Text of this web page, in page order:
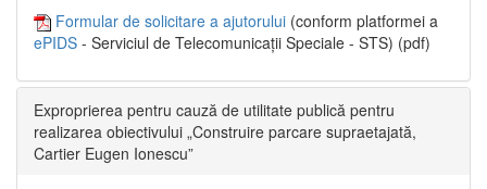
Formular de solicitare a ajutorului (conform platformei a
ePIDS - Serviciul de Telecomunicații Speciale - STS) (pdf)
Exproprierea pentru cauză de utilitate publică pentru
realizarea obiectivului „Construire parcare supraetajată,
Cartier Eugen Ionescu”